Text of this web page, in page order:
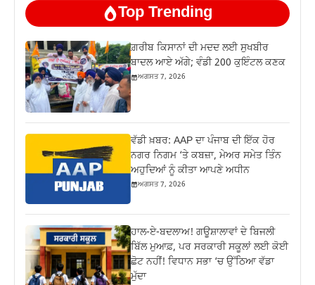
Top Trending
ਗ਼ਰੀਬ ਕਿਸਾਨਾਂ ਦੀ ਮਦਦ ਲਈ ਸੁਖਬੀਰ
ਬਾਦਲ ਆਏ ਅੱਗੇ; ਵੰਡੀ 200 ਕੁਇੰਟਲ ਕਣਕ
ਅਗਸਤ 7, 2026
ਵੱਡੀ ਖ਼ਬਰ: AAP ਦਾ ਪੰਜਾਬ ਦੀ ਇੱਕ ਹੋਰ
ਨਗਰ ਨਿਗਮ ‘ਤੇ ਕਬਜ਼ਾ, ਮੇਅਰ ਸਮੇਤ ਤਿੰਨ
ਅਹੁਦਿਆਂ ਨੂੰ ਕੀਤਾ ਆਪਣੇ ਅਧੀਨ
ਅਗਸਤ 7, 2026
ਹਾਲ-ਏ-ਬਦਲਾਅ! ਗਊਸ਼ਾਲਾਵਾਂ ਦੇ ਬਿਜਲੀ
ਬਿੱਲ ਮੁਆਫ਼, ਪਰ ਸਰਕਾਰੀ ਸਕੂਲਾਂ ਲਈ ਕੋਈ
ਛੋਟ ਨਹੀਂ! ਵਿਧਾਨ ਸਭਾ ‘ਚ ਉੱਠਿਆ ਵੱਡਾ
ਮੁੱਦਾ